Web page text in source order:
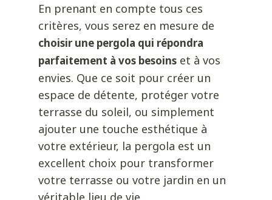
En prenant en compte tous ces
critères, vous serez en mesure de
choisir une pergola qui répondra
parfaitement à vos besoinset à vos
envies. Que ce soit pour créer un
espace de détente, protéger votre
terrasse du soleil, ou simplement
ajouter une touche esthétique à
votre extérieur, la pergola est un
excellent choix pour transformer
votre terrasse ou votre jardin en un
véritable lieu de vie.